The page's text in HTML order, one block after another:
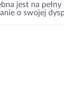
jest na
o swojej